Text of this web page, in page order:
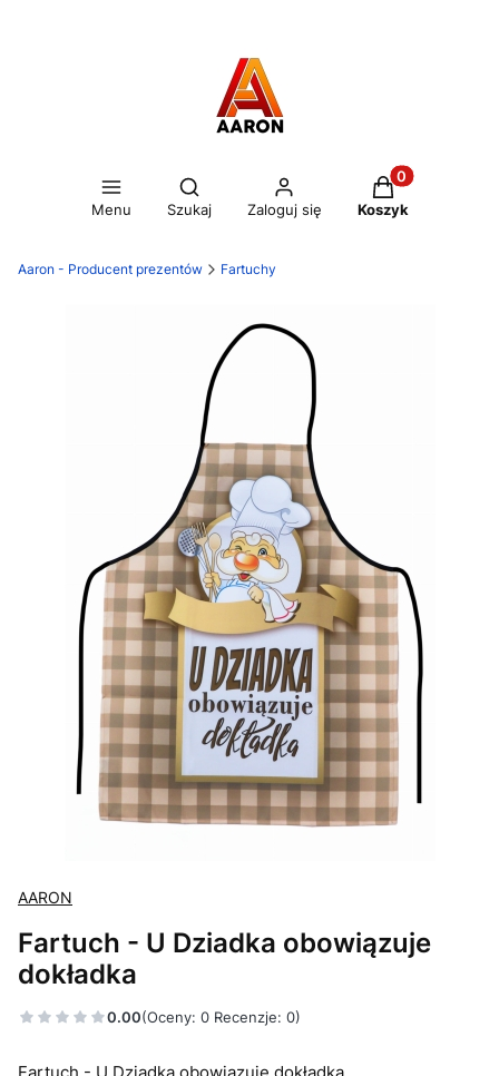
Menu
Otwórz wyszukiwarkę
Szukaj Zaloguj się
Produkty w
Koszyk
Aaron - Producent prezentów Fartuchy
AARON
Fartuch - U Dziadka obowiązuje
dokładka
0.00(Oceny: 0 Recenzje: 0)
Fartuch - U Dziadka obowiązuje dokładka